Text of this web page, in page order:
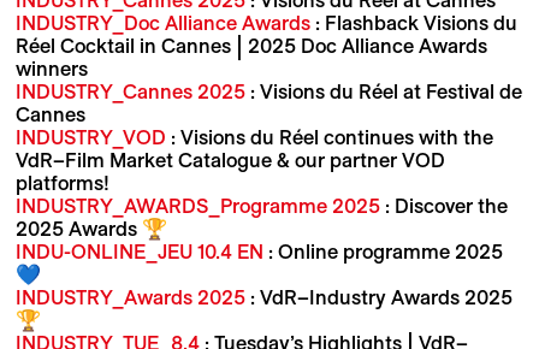
INDUSTRY_Doc Alliance Awards: Flashback Visions du
Réel Cocktail in Cannes | 2025 Doc Alliance Awards
winners
INDUSTRY_Cannes 2025: Visions du Réel at Festival de
Cannes
INDUSTRY_VOD : Visions du Réel continues with the
VdR–Film Market Catalogue & our partner VOD
platforms!
INDUSTRY_AWARDS_Programme 2025: Discover the
2025 Awards 🏆
INDU-ONLINE_JEU 10.4 EN : Online programme 2025
💙
INDUSTRY_Awards 2025: VdR–Industry Awards 2025
🏆
INDUSTRY_TUE_8.4: Tuesday’s Highlights | VdR–